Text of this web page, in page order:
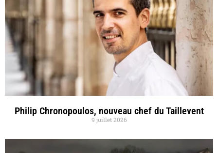
Philip Chronopoulos, nouveau chef du Taillevent
9 juillet 2026